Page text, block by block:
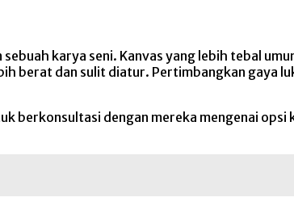
karya seni. Kanvas yang lebih tebal
berat dan sulit diatur. Pertimbangkan gaya
berkonsultasi dengan mereka mengenai opsi